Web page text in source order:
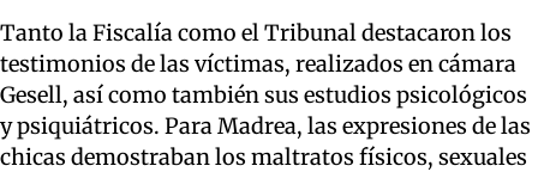
Tanto la Fiscalía como el Tribunal destacaron los
testimonios de las víctimas, realizados en cámara
Gesell, así como también sus estudios psicológicos
y psiquiátricos. Para Madrea, las expresiones de las
chicas demostraban los maltratos físicos, sexuales